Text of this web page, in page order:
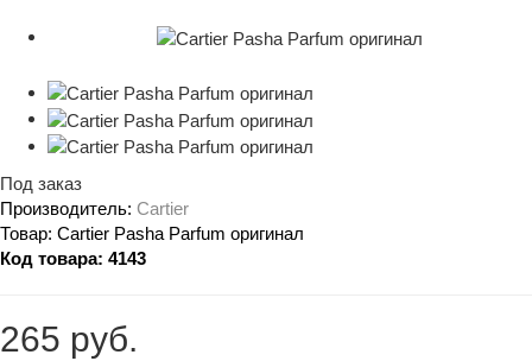
Под заказ
Производитель: Cartier
Товар: Cartier Pasha Parfum оригинал
Код товара: 4143
265 руб.